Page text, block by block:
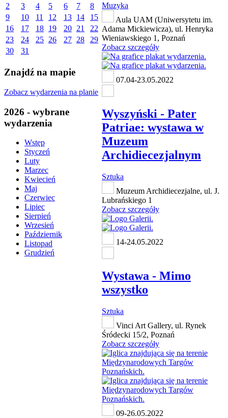
2
3 4 5 6 7
8
9
10 11 12 13 14
15
16
17 18 19 20 21
22
23
24 25 26 27 28
29
30
31
Znajdź na mapie
Zobacz wydarzenia na planie
2026 - wybrane
wydarzenia
Wstęp
Styczeń
Luty
Marzec
Kwiecień
Maj
Czerwiec
Lipiec
Sierpień
Wrzesień
Październik
Listopad
Grudzień
Muzyka
Aula UAM (Uniwersytetu im.
Adama Mickiewicza), ul. Henryka
Wieniawskiego 1, Poznań
Zobacz szczegóły
07.04-23.05.2022
Wyszyński - Pater
Patriae: wystawa w
Muzeum
Archidiecezjalnym
Sztuka
Muzeum Archidiecezjalne, ul. J.
Lubrańskiego 1
Zobacz szczegóły
14-24.05.2022
Wystawa - Mimo
wszystko
Sztuka
Vinci Art Gallery, ul. Rynek
Śródecki 15/2, Poznań
Zobacz szczegóły
09-26.05.2022